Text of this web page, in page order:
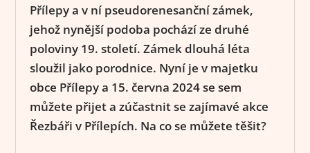
Přílepy a v ní pseudorenesanční zámek,
jehož nynější podoba pochází ze druhé
poloviny 19. století. Zámek dlouhá léta
sloužil jako porodnice. Nyní je v majetku
obce Přílepy a 15. června 2024 se sem
můžete přijet a zúčastnit se zajímavé akce
Řezbáři v Přílepích. Na co se můžete těšit?